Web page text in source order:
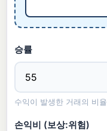
승률
수익이 발생한 거래의 비율
손익비 (보상:위험)